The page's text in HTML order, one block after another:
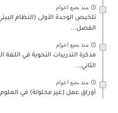
منذ بضع اعوام
تلخيص الوحدة الأولى (النظام
الفصل...
منذ بضع اعوام
مذكرة التدريبات النحوية في
الثاني...
منذ بضع اعوام
أوراق عمل (غير محلولة) في